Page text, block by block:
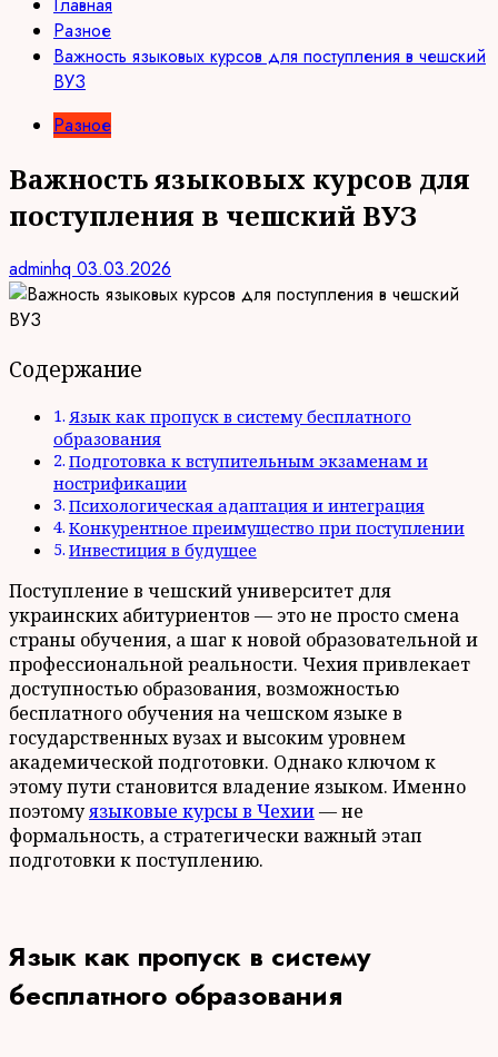
Разное
Важность языковых курсов для поступления в чешский
ВУЗ
Разное
Важность языковых курсов для
поступления в чешский ВУЗ
adminhq 03.03.2026
Содержание
Язык как пропуск в систему бесплатного
образования
Подготовка к вступительным экзаменам и
нострификации
Психологическая адаптация и интеграция
Конкурентное преимущество при поступлении
Инвестиция в будущее
Поступление в чешский университет для
украинских абитуриентов — это не просто смена
страны обучения, а шаг к новой образовательной и
профессиональной реальности. Чехия привлекает
доступностью образования, возможностью
бесплатного обучения на чешском языке в
государственных вузах и высоким уровнем
академической подготовки. Однако ключом к
этому пути становится владение языком. Именно
поэтомуязыковые курсы в Чехии— не
формальность, а стратегически важный этап
подготовки к поступлению.
Язык как пропуск в систему
бесплатного образования